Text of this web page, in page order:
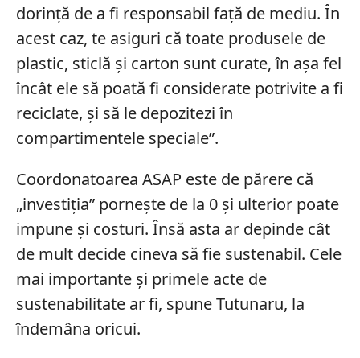
dorință de a fi responsabil față de mediu. În
acest caz, te asiguri că toate produsele de
plastic, sticlă și carton sunt curate, în așa fel
încât ele să poată fi considerate potrivite a fi
reciclate, și să le depozitezi în
compartimentele speciale”.
Coordonatoarea ASAP este de părere că
„investiția” pornește de la 0 și ulterior poate
impune și costuri. Însă asta ar depinde cât
de mult decide cineva să fie sustenabil. Cele
mai importante și primele acte de
sustenabilitate ar fi, spune Tutunaru, la
îndemâna oricui.